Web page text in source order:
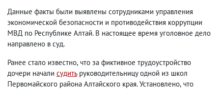
Данные факты были выявлены сотрудниками управления
экономической безопасности и противодействия коррупции
МВД по Республике Алтай. В настоящее время уголовное дело
направлено в суд.
Ранее стало известно, что за фиктивное трудоустройство
дочери начали судитьруководительницу одной из школ
Первомайского района Алтайского края. Установлено, что